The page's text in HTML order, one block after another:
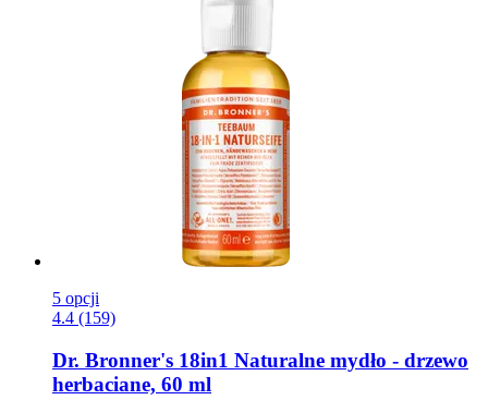
5 opcji
4.4 (159)
Dr. Bronner's 18in1 Naturalne mydło -​ drzewo
herbaciane, 60 ml